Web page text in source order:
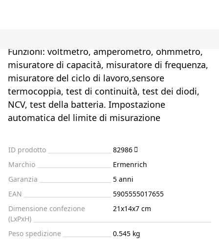
Funzioni: voltmetro, amperometro, ohmmetro,
misuratore di capacità, misuratore di frequenza,
misuratore del ciclo di lavoro,sensore
termocoppia, test di continuità, test dei diodi,
NCV, test della batteria. Impostazione
automatica del limite di misurazione
ID prodotto
82986
Marchio
Ermenrich
Garanzia
5 anni
EAN
5905555017655
Dimensione confezione
(LxPxH)
21x14x7 cm
Peso spedizione 0.545 kg